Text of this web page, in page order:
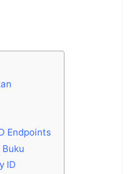
Endpoints
Buku
ID